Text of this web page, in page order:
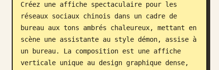
Mises à jour
Créez une affiche spectaculaire pour les
réseaux sociaux chinois dans un cadre de
bureau aux tons ambrés chaleureux, mettant en
scène une assistante au style démon, assise à
un bureau. La composition est une affiche
verticale unique au design graphique dense,